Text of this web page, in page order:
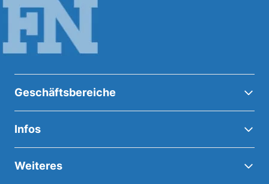
Geschäftsbereiche
Infos
Weiteres